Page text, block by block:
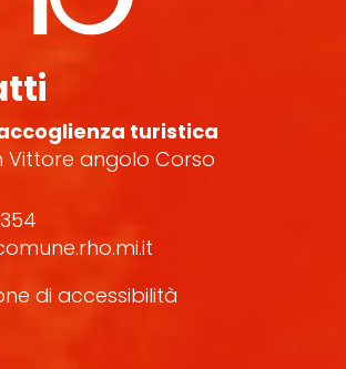
turistica
Vittore angolo Corso
di accessibilità